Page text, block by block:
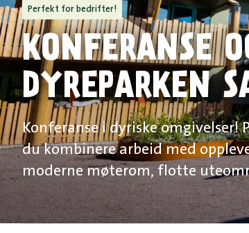
Perfekt for bedrifter!
KONFERANSE
DYREPARKEN
Konferanse i dyriske omgivelser!
du kombinere arbeid med
moderne møterom, flotte